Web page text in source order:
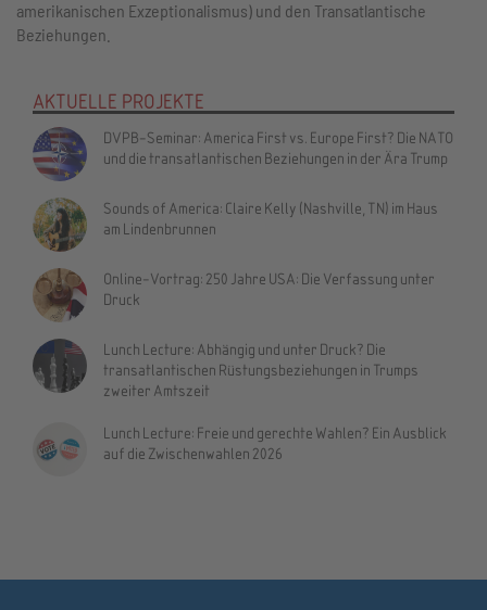
amerikanischen Exzeptionalismus) und den Transatlantische
Beziehungen.
AKTUELLE PROJEKTE
DVPB-Seminar: America First vs. Europe First? Die NATO
und die transatlantischen Beziehungen in der Ära Trump
Sounds of America: Claire Kelly (Nashville, TN) im Haus
am Lindenbrunnen
Online-Vortrag: 250 Jahre USA: Die Verfassung unter
Druck
Lunch Lecture: Abhängig und unter Druck? Die
transatlantischen Rüstungsbeziehungen in Trumps
zweiter Amtszeit
Lunch Lecture: Freie und gerechte Wahlen? Ein Ausblick
auf die Zwischenwahlen 2026